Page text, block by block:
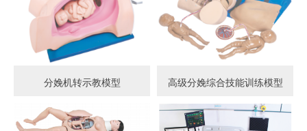
分娩机转示教模型 高级分娩综合技能训练模型